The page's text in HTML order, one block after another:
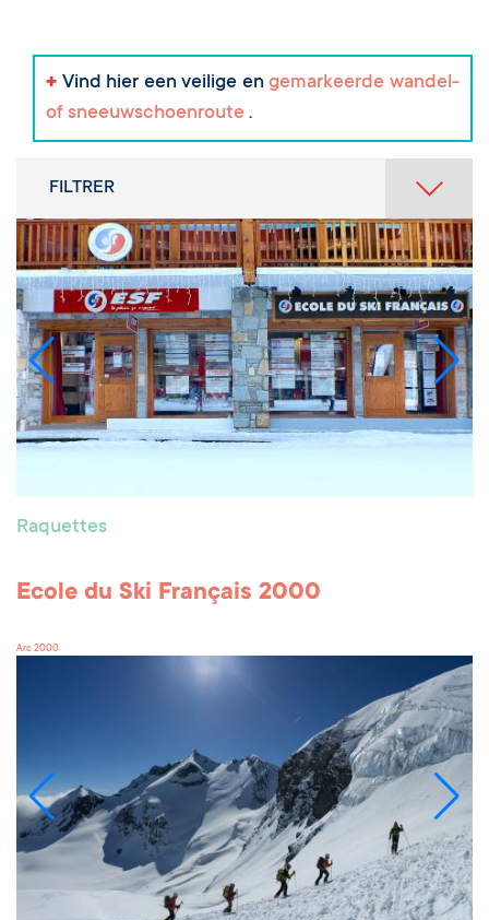
+ Vind hier een veilige engemarkeerde wandel-
of sneeuwschoenroute .
FILTRER
Raquettes
Ecole du Ski Français 2000
Arc 2000